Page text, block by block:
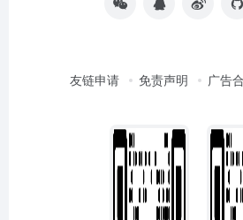
友链申请 免责声明 广告